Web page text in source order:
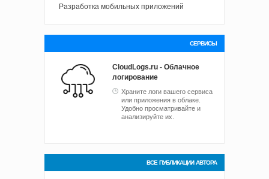
Разработка мобильных приложений
СЕРВИСЫ
CloudLogs.ru - Облачное
логирование
Храните логи вашего сервиса
или приложения в облаке.
Удобно просматривайте и
анализируйте их.
ВСЕ ПУБЛИКАЦИИ АВТОРА